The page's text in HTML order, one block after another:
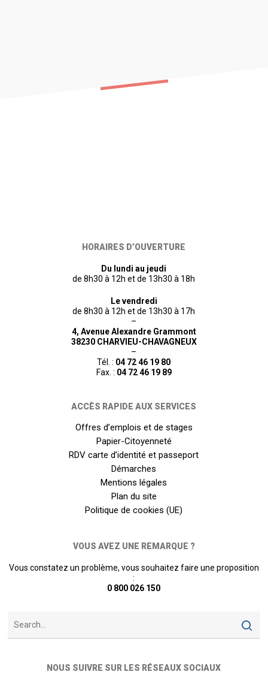
HORAIRES D’OUVERTURE
Du lundi au jeudi
de 8h30 à 12h et de 13h30 à 18h
Le vendredi
de 8h30 à 12h et de 13h30 à 17h
–
4, Avenue Alexandre Grammont
38230 CHARVIEU-CHAVAGNEUX
–
Tél. : 04 72 46 19 80
Fax. : 04 72 46 19 89
ACCÈS RAPIDE AUX SERVICES
Offres d’emplois et de stages
Papier-Citoyenneté
RDV carte d’identité et passeport
Démarches
Mentions légales
Plan du site
Politique de cookies (UE)
VOUS AVEZ UNE REMARQUE ?
Vous constatez un problème, vous souhaitez faire une proposition
:
0 800 026 150
NOUS SUIVRE SUR LES RÉSEAUX SOCIAUX